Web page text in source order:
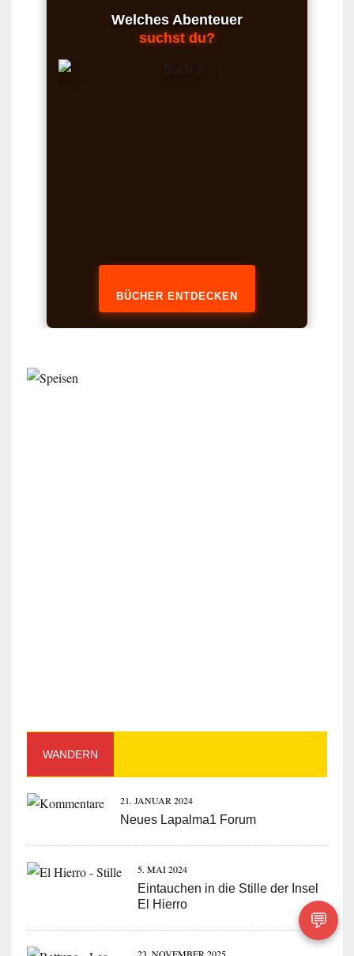
Welches Abenteuer
suchst du?
BÜCHER ENTDECKEN
WANDERN
21. JANUAR 2024
Neues Lapalma1 Forum
5. MAI 2024
Eintauchen in die Stille der Insel
El Hierro
💬